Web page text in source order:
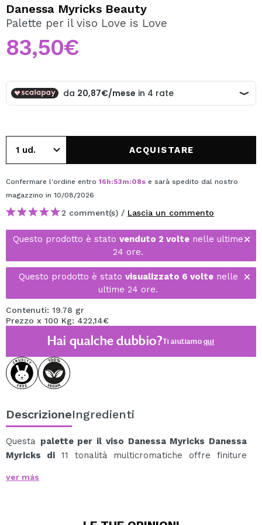
Creando un account su Maquibeauty.it potrai fare i tuoi
acquisti velocemente, controllare lo stato dei tuoi ordini e
consultare le tue operazioni precedenti.
CREARE UN ACCOUNT
Danessa Myricks Beauty
Palette per il viso Love is Love
83,50€
ACQUISTARE
Confermare l'ordine entro 16h:53m:08s e sarà spedito dal nostro
magazzino in 10/08/2026
2 comment(s) / Lascia un commento
Questo prodotto è stato venduto 2 volte nelle ultime
24 ore.
Questo prodotto è stato visualizzato 6 voltenelle
ultime 24 ore.
Contenuti: 19.78 gr
Prezzo x 100 Kg: 422,14€
Hai qualche dubbio?Ti aiutiamoqui
DescrizioneIngredienti
Questa palette per il viso Danessa Myricks Danessa
Myricks di11 tonalità multicromatiche offre finiture
Con 4 finiture uniche, è ideale per creare look vivaci ed
ver más